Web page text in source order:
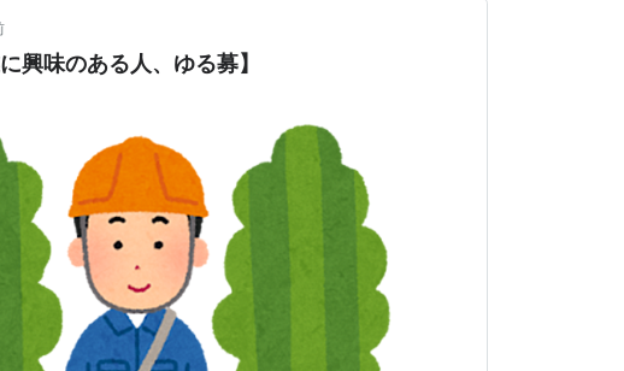
興味のある人、ゆる募】